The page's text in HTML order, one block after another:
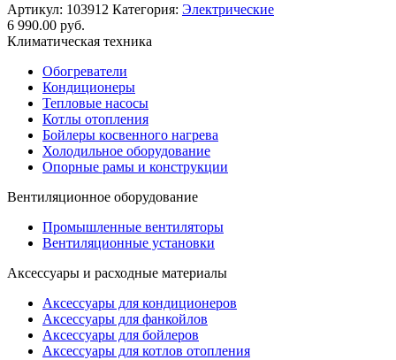
Артикул: 103912 Категория: Электрические
6 990.00 руб.
Климатическая техника
Обогреватели
Кондиционеры
Тепловые насосы
Котлы отопления
Бойлеры косвенного нагрева
Холодильное оборудование
Опорные рамы и конструкции
Вентиляционное оборудование
Промышленные вентиляторы
Вентиляционные установки
Аксессуары и расходные материалы
Аксессуары для кондиционеров
Аксессуары для фанкойлов
Аксессуары для бойлеров
Аксессуары для котлов отопления